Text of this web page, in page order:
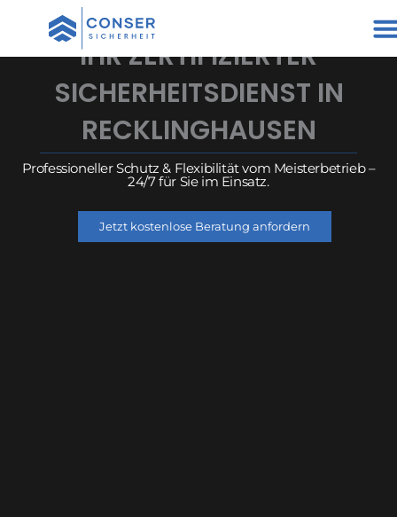
springen
IHR ZERTIFIZIERTER
SICHERHEITSDIENST IN
RECKLINGHAUSEN
Professioneller Schutz & Flexibilität vom Meisterbetrieb –
24/7 für Sie im Einsatz.
Jetzt kostenlose Beratung anfordern